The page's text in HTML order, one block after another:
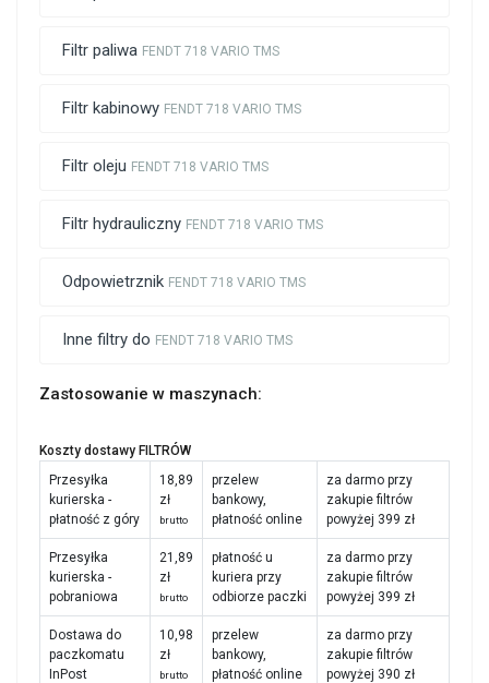
Filtr paliwa FENDT 718 VARIO TMS
Filtr kabinowy FENDT 718 VARIO TMS
Filtr oleju FENDT 718 VARIO TMS
Filtr hydrauliczny FENDT 718 VARIO TMS
Odpowietrznik FENDT 718 VARIO TMS
Inne filtry do FENDT 718 VARIO TMS
Zastosowanie w maszynach:
Koszty dostawy FILTRÓW
Przesyłka
kurierska -
płatność z góry
18,89
zł
brutto
przelew
bankowy,
płatność online
za darmo przy
zakupie filtrów
powyżej 399 zł
Przesyłka
kurierska -
pobraniowa
21,89
zł
brutto
płatność u
kuriera przy
odbiorze paczki
za darmo przy
zakupie filtrów
powyżej 399 zł
Dostawa do
paczkomatu
InPost
10,98
zł
brutto
przelew
bankowy,
płatność online
za darmo przy
zakupie filtrów
powyżej 390 zł